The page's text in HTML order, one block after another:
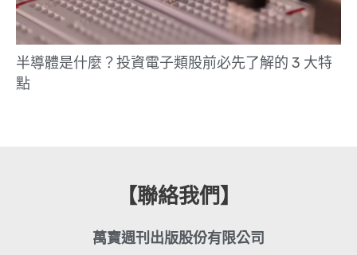
半導體是什麼？投資電子類股前必先了解的 3 大特
點
【聯絡我們】
萬寶週刊出版股份有限公司